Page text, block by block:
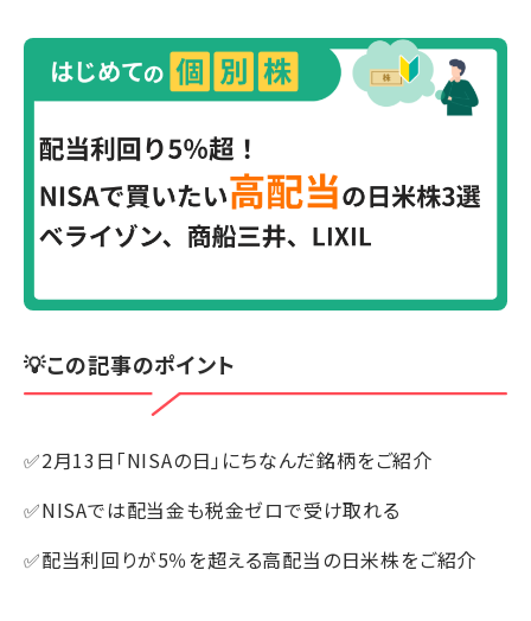
💡この記事のポイント
✅2月13日「NISAの日」にちなんだ銘柄をご紹介
✅NISAでは配当金も税金ゼロで受け取れる
✅配当利回りが5％を超える高配当の日米株をご紹介